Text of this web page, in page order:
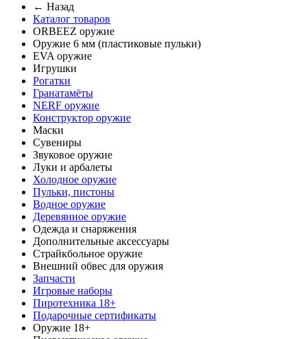
← Назад
Каталог товаров
ORBEEZ оружие
Оружие 6 мм (пластиковые пульки)
EVA оружие
Игрушки
Рогатки
Гранатамёты
NERF оружие
Конструктор оружие
Маски
Сувениры
Звуковое оружие
Луки и арбалеты
Холодное оружие
Пульки, пистоны
Водное оружие
Деревянное оружие
Одежда и снаряжения
Дополнительные аксессуары
Страйкбольное оружие
Внешний обвес для оружия
Запчасти
Игровые наборы
Пиротехника 18+
Подарочные сертификаты
Оружие 18+